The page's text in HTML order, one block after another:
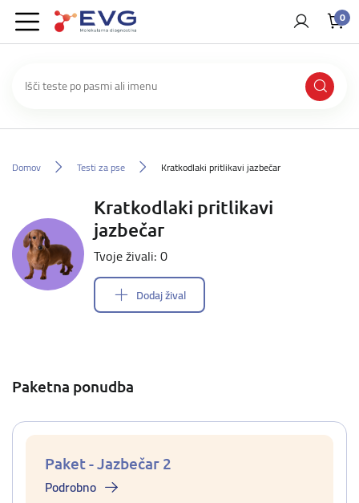
0
Domov Testi za pse Kratkodlaki pritlikavi jazbečar
Kratkodlaki pritlikavi
jazbečar
Tvoje živali: 0
Dodaj žival
Paketna ponudba
Paket - Jazbečar 2
Podrobno